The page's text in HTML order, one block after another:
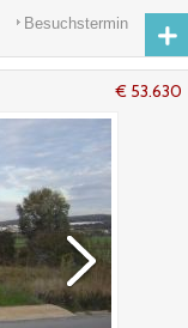
Besuchstermin
€ 53.630